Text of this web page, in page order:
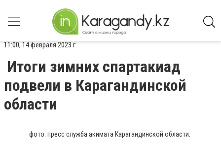
11:00, 14 февраля 2023 г.
Итоги зимних спартакиад
подвели в Карагандинской
области
фото: пресс служба акимата Карагандинской области.